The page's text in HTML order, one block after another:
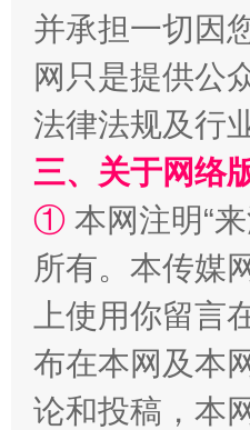
全民健身五年计划来了
阿坝州三大球赛在茂
并承担一切因
网只是提供公
法律法规及行
三、关于网络
① 本网注明“
所有。本传媒
上使用你留
布在本网及本
论和投稿，本